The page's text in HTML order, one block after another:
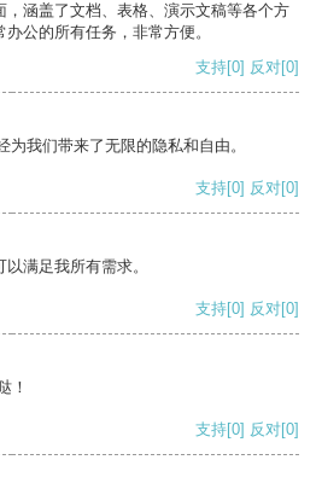
涵盖了文档、表格、演示文稿等各个方
公的所有任务，非常方便。
支持[0] 反对[0]
我们带来了无限的隐私和自由。
支持[0] 反对[0]
满足我所有需求。
支持[0] 反对[0]
！
支持[0] 反对[0]